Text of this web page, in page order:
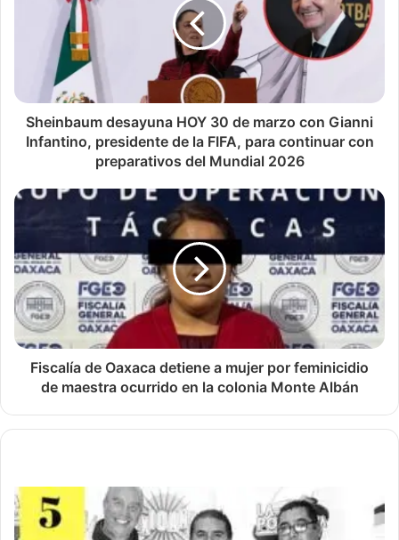
Sheinbaum desayuna HOY 30 de marzo con Gianni
Infantino, presidente de la FIFA, para continuar con
preparativos del Mundial 2026
Fiscalía de Oaxaca detiene a mujer por feminicidio
de maestra ocurrido en la colonia Monte Albán